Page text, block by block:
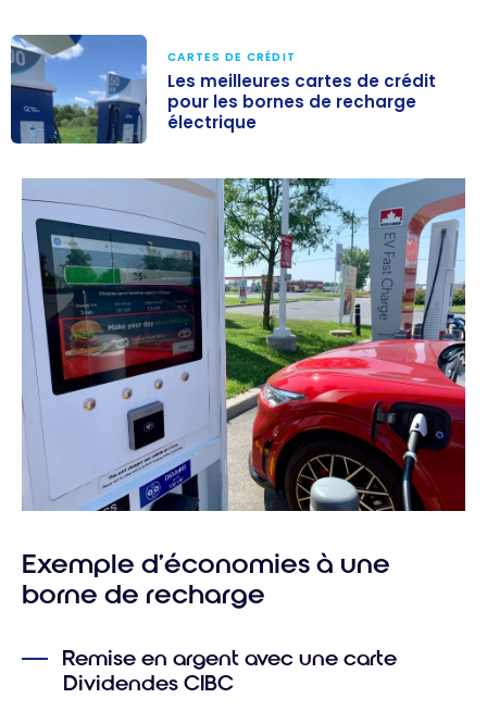
cartes de
crédit pour les
bornes de
recharge
électrique
CARTES DE CRÉDIT
Les meilleures cartes de crédit
pour les bornes de recharge
électrique
Exemple d’économies à une
borne de recharge
Remise en argent avec une carte
Dividendes CIBC